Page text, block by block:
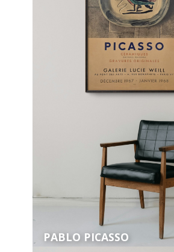
PABLO PICASSO